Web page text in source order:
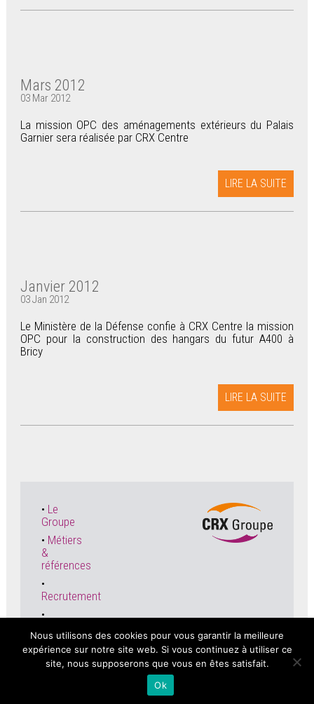
Mars 2012
03 Mar 2012
La mission OPC des aménagements extérieurs du Palais
Garnier sera réalisée par CRX Centre
LIRE LA SUITE
Janvier 2012
03 Jan 2012
Le Ministère de la Défense confie à CRX Centre la mission
OPC pour la construction des hangars du futur A400 à
Bricy
LIRE LA SUITE
Le
Groupe
Métiers
&
références
Recrutement
© Copyright 2020 -Mentions légales
Nous utilisons des cookies pour vous garantir la meilleure
expérience sur notre site web. Si vous continuez à utiliser ce
site, nous supposerons que vous en êtes satisfait.
Ok